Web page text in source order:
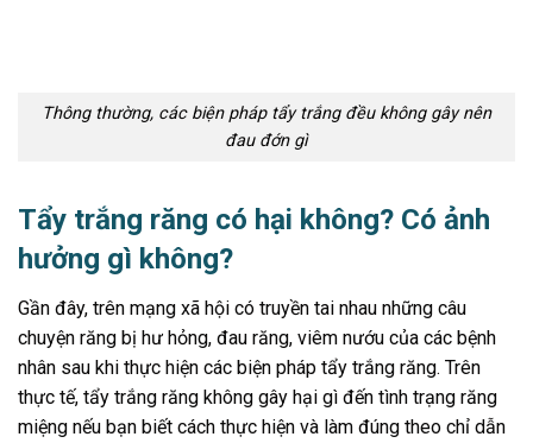
Thông thường, các biện pháp tẩy trắng đều không gây nên
đau đớn gì
Tẩy trắng răng có hại không? Có ảnh
hưởng gì không?
Gần đây, trên mạng xã hội có truyền tai nhau những câu
chuyện răng bị hư hỏng, đau răng, viêm nướu của các bệnh
nhân sau khi thực hiện các biện pháp tẩy trắng răng. Trên
thực tế, tẩy trắng răng không gây hại gì đến tình trạng răng
miệng nếu bạn biết cách thực hiện và làm đúng theo chỉ dẫn